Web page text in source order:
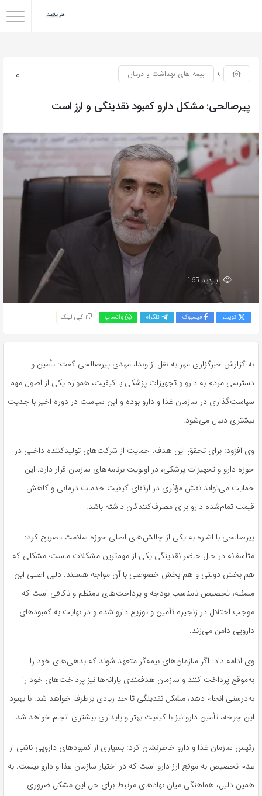
0 بیمه های بهداشت و درمان
پیرصالحی: مشکل دارو کمبود نقدینگی و ارز است
بازدید 165
توییتر فیسبوک تلگرام واتساپ کپی لینک
به گزارش خبرگزاری مهر به نقل از وبدا، مهدی پیرصالحی گفت: تأمین و
دسترسی مردم به دارو و تجهیزات پزشکی با کیفیت، همواره یکی از اصول مهم
سیاست‌گذاری در سازمان غذا و دارو بوده و این سیاست در دوره اخیر با جدیت
بیشتری دنبال می‌شود.
وی افزود: برای تحقق این هدف، حمایت از شرکت‌های تولیدکننده داخلی در
حوزه دارو و تجهیزات پزشکی، در اولویت برنامه‌های سازمان قرار دارد. این
حمایت می‌تواند نقش مؤثری در ارتقای کیفیت خدمات درمانی و کاهش
قیمت تمام‌شده دارو برای مصرف‌کنندگان داشته باشد.
پیرصالحی با اشاره به یکی از چالش‌های اصلی حوزه سلامت تصریح کرد:
متأسفانه در حال حاضر نقدینگی یکی از مهم‌ترین مشکلات ماست؛ مشکلی که
هم بخش دولتی و هم بخش خصوصی با آن مواجه هستند. دلیل اصلی این
مسئله، تخصیص نامناسب بودجه و پرداخت‌های نامنظم و ناکافی است که
موجب اختلال در زنجیره تأمین و توزیع دارو شده و در نهایت به کمبودهای
دارویی دامن می‌زند.
وی ادامه داد: اگر سازمان‌های بیمه‌گر متعهد شوند که بدهی‌های خود را
به‌موقع پرداخت کنند و سازمان هدفمندی یارانه‌ها نیز پرداخت‌های خود را
به‌درستی انجام دهد، مشکل نقدینگی تا حد زیادی برطرف خواهد شد. با بهبود
این چرخه، تأمین دارو نیز با کیفیت بهتر و پایداری بیشتری انجام خواهد شد.
رئیس سازمان غذا و دارو خاطرنشان کرد: بسیاری از کمبودهای دارویی ناشی از
عدم تخصیص به موقع ارز دارو است که در اختیار سازمان غذا و دارو نیست. به
همین دلیل، هماهنگی میان نهادهای مرتبط برای حل این مشکل ضروری